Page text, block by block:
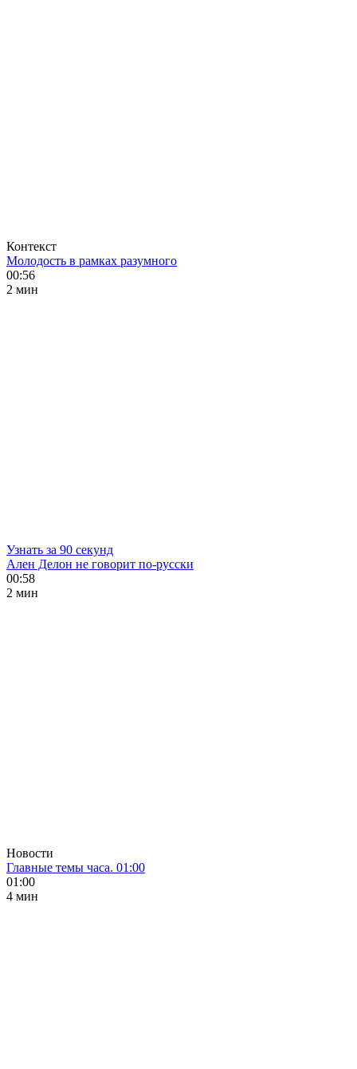
Контекст
Молодость в рамках разумного
00:56
2 мин
Узнать за 90 секунд
Ален Делон не говорит по-русски
00:58
2 мин
Новости
Главные темы часа. 01:00
01:00
4 мин